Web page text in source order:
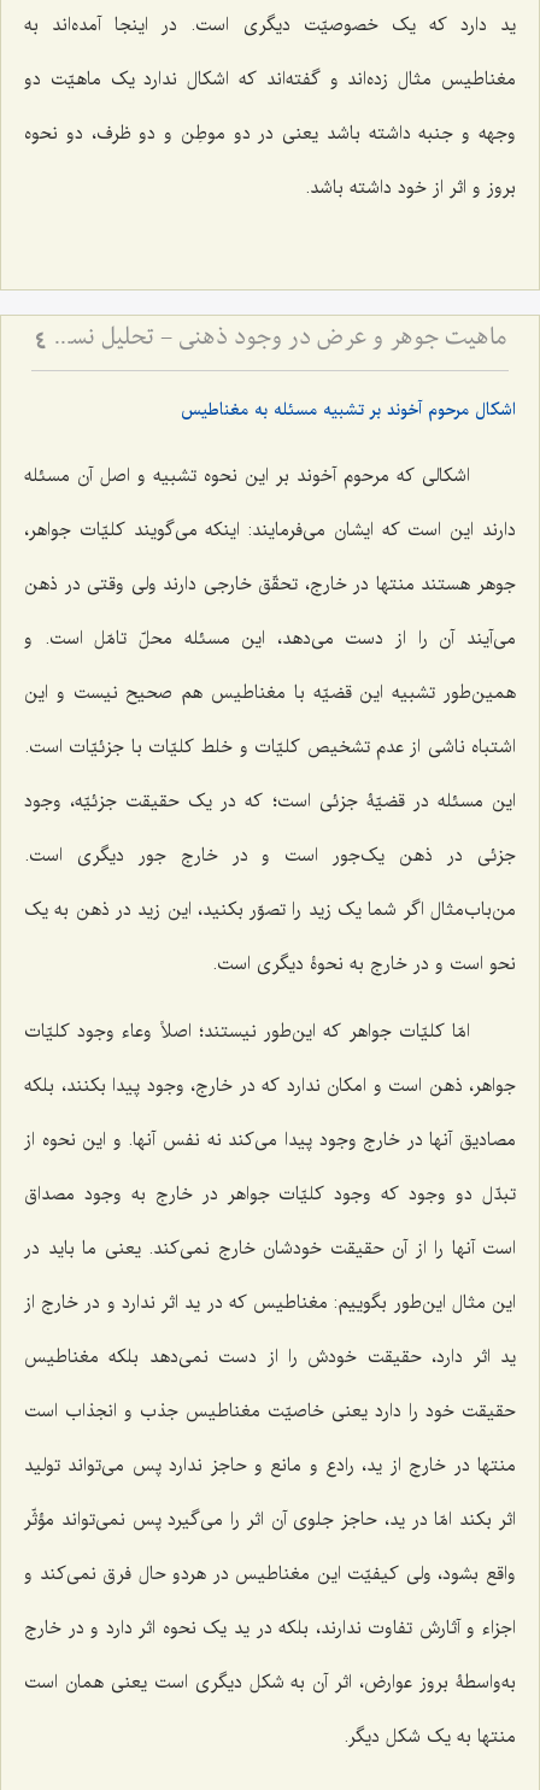
ید دارد که یک خصوصیّت دیگرى است. در اینجا آمده‌اند به
مغناطیس مثال زده‌اند و گفته‌اند که اشکال ندارد یک ماهیّت دو
وجهه و جنبه داشته باشد یعنی در دو موطِن و دو ظرف، دو نحوه
بروز و اثر از خود داشته باشد.
ماهیت جوهر و عرض در وجود ذهنی - تحلیل نسبت میان کلیات جواهر و صور عقلیه 4
اشکال مرحوم آخوند بر تشبیه مسئله به مغناطیس
اشکالى که مرحوم آخوند بر این نحوه تشبیه و اصل آن مسئله
دارند این است که ایشان مى‌فرمایند: اینکه مى‌گویند کلیّات جواهر،
جوهر هستند منتها در خارج، تحقّق خارجى دارند ولی وقتى در ذهن
مى‌آیند آن را از دست مى‌دهد، این مسئله محلّ تامّل است. و
همین‌طور تشبیه این قضیّه با مغناطیس هم صحیح نیست و این
اشتباه ناشى از عدم تشخیص کلیّات و خلط کلیّات با جزئیّات است.
این مسئله در قضیّۀ جزئى است؛ که در یک حقیقت جزئیّه، وجود
جزئى در ذهن یک‌جور است و در خارج جور دیگری است.
من‌باب‌مثال اگر شما یک زید را تصوّر بکنید، این زید در ذهن به یک
نحو است و در خارج به نحوۀ دیگری است.
امّا کلیّات جواهر که این‌طور نیستند؛ اصلاً وعاء وجود کلیّات
جواهر، ذهن است و امکان ندارد که در خارج، وجود پیدا بکنند، بلکه
مصادیق آنها در خارج وجود پیدا مى‌کند نه نفس آنها. و این نحوه از
تبدّل دو وجود که وجود کلیّات جواهر در خارج به وجود مصداق
است آنها را از آن حقیقت خودشان خارج نمى‌کند. یعنى ما باید در
این مثال این‌طور بگوییم: مغناطیس که در ید اثر ندارد و در خارج از
ید اثر دارد، حقیقت خودش را از دست نمى‌دهد بلکه مغناطیس
حقیقت خود را دارد یعنی خاصیّت مغناطیس جذب و انجذاب است
منتها در خارج از ید، رادع و مانع و حاجز ندارد پس مى‌تواند تولید
اثر بکند امّا در ید، حاجز جلوى آن اثر را مى‌گیرد پس نمى‌تواند مؤثّر
واقع بشود، ولى کیفیّت این مغناطیس در هردو حال فرق نمى‌کند و
اجزاء و آثارش تفاوت ندارند، بلکه در ید یک نحوه اثر دارد و در خارج
به‌واسطۀ بروز عوارض، اثر آن به شکل دیگرى است یعنی همان است
منتها به یک شکل دیگر.